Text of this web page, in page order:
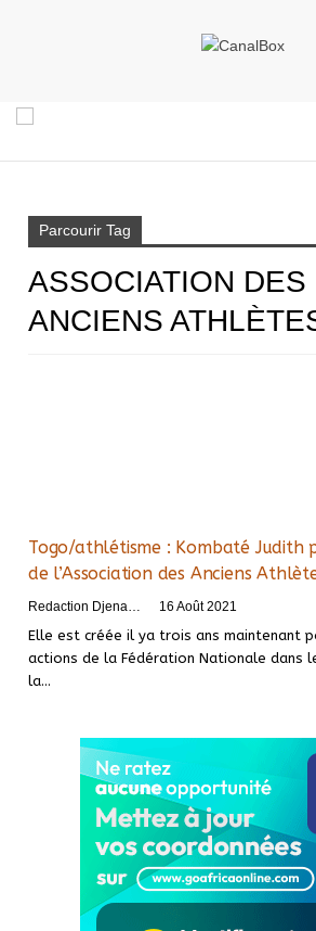
Parcourir Tag
ASSOCIATION DES
ANCIENS
Togo/athlétisme : Kombaté Judith
de l’Association des Anciens
16 Août 2021
Elle est créée il ya trois ans maintenant
actions de la Fédération Nationale dans
la…